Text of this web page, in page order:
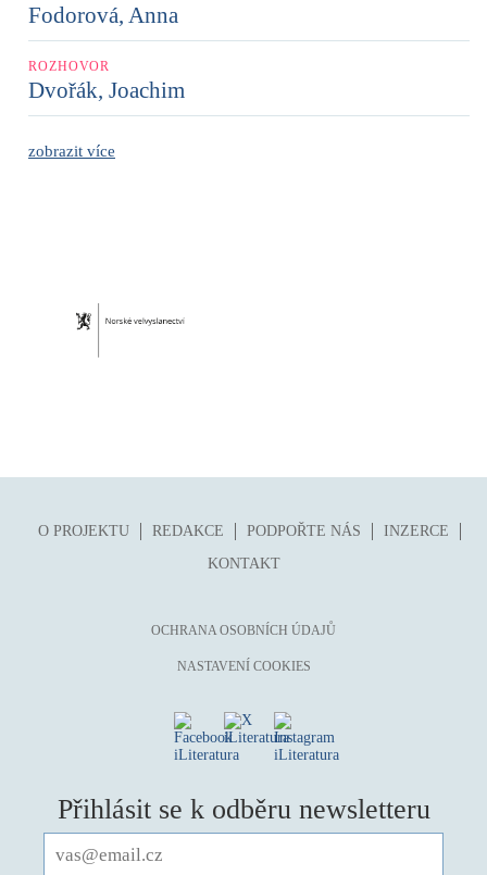
Fodorová, Anna
ROZHOVOR
Dvořák, Joachim
zobrazit více
O PROJEKTU REDAKCE PODPOŘTE NÁS
INZERCE
KONTAKT
OCHRANA OSOBNÍCH ÚDAJŮ
NASTAVENÍ COOKIES
Přihlásit se k odběru newsletteru